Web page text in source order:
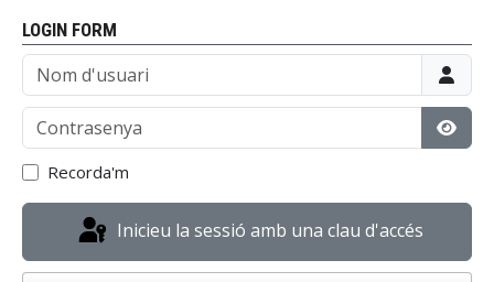
LOGIN FORM
Nom d'usuari
Contrasenya
Recorda'm
Inicieu la sessió amb una clau d'accés